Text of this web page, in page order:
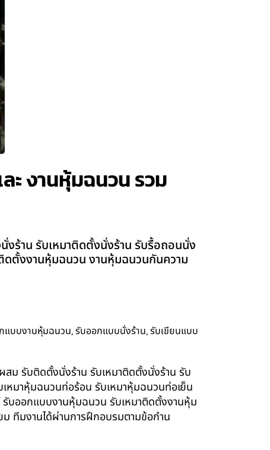
ะ งานหุ้มฉนวน รวม
ร้าน รับเหมาติดตั้งนั่งร้าน รับรื้อถอนนั่ง
ตั้งงานหุ้มฉนวน งานหุ้มฉนวนกันความ
แบบงานหุ้มฉนวน,รับออกแบบนั่งร้าน,รับเขียนแบบ
สม รับติดตั้งนั่งร้าน รับเหมาติดตั้งนั่งร้าน รับ
มาหุ้มฉนวนท่อร้อน รับเหมาหุ้มฉนวนท่อเย็น
บออกแบบงานหุ้มฉนวน รับเหมาติดตั้งงานหุ้ม
ทีมงานได้ผ่านการฝึกอบรมตามข้อกำน